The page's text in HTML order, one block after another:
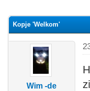
Kopje 'Welkom'
Wim -de